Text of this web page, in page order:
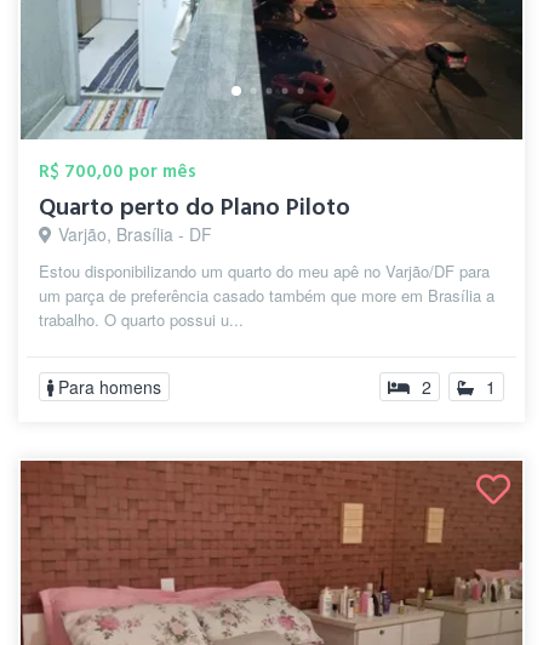
R$ 700,00 por mês
Quarto perto do Plano Piloto
Varjão, Brasília - DF
Estou disponibilizando um quarto do meu apê no Varjão/DF para
um parça de preferência casado também que more em Brasília a
trabalho. O quarto possui u...
Para homens 2 1